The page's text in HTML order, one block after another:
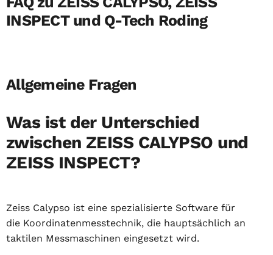
INSPECT und Q-Tech Roding
Allgemeine Fragen
Was ist der Unterschied
zwischen ZEISS CALYPSO und
ZEISS INSPECT?
Zeiss Calypso ist eine spezialisierte Software für
die Koordinatenmesstechnik, die hauptsächlich an
taktilen Messmaschinen eingesetzt wird.